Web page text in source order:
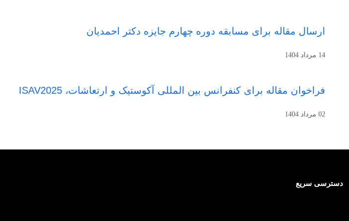
ارسال مقاله برای مسابقه دوره چهارم جایزه دکتر احمدیان
14 مرداد 1404
فراخوان مقاله برای کنفرانس بین المللی آکوستیک و ارتعاشات، ISAV2025
02 مرداد 1404
دسترسی سریع